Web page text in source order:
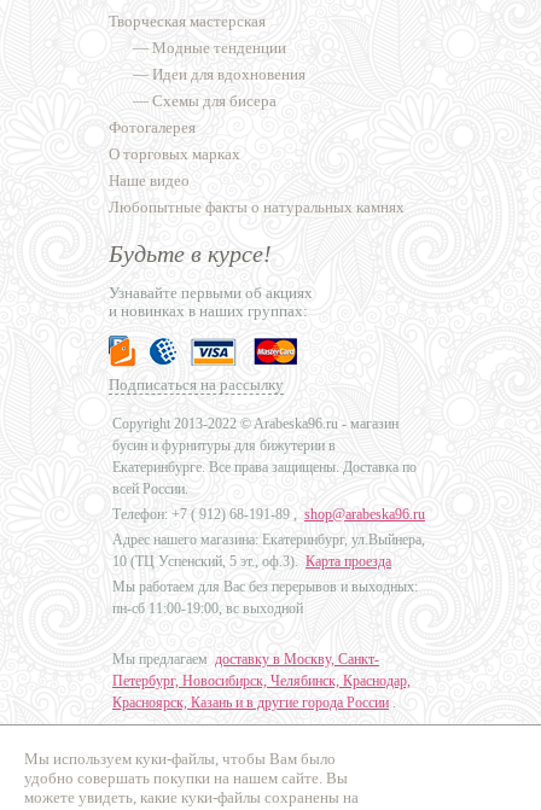
Мы используем куки-файлы, чтобы Вам было
удобно совершать покупки на нашем сайте. Вы
можете увидеть, какие куки-файлы сохранены на
Творческая мастерская
— Модные тенденции
— Идеи для вдохновения
— Схемы для бисера
Фотогалерея
О торговых марках
Наше видео
Любопытные факты о натуральных камнях
Будьте в курсе!
Узнавайте первыми об акциях
и новинках в наших группах:
Подписаться на рассылку
Copyright 2013-2022 © Arabeska96.ru - магазин
бусин и фурнитуры для бижутерии в
Екатеринбурге. Все права защищены. Доставка по
всей России.
Телефон: +7 ( 912) 68-191-89 , shop@arabeska96.ru
Адрес нашего магазина: Екатеринбург, ул.Выйнера,
10 (ТЦ Успенский, 5 эт., оф.3). Карта проезда
Мы работаем для Вас без перерывов и выходных:
пн-сб 11:00-19:00, вс выходной
Мы предлагаем доставку в Москву, Санкт-
Петербург, Новосибирск, Челябинск, Краснодар,
Красноярск, Казань и в другие города России.
Дизайн - Наталья Мальцева
Продвижение сайтов